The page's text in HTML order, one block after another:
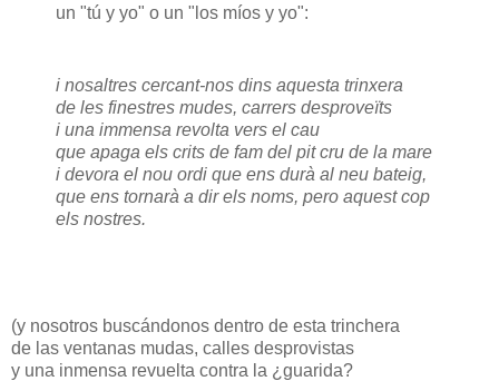
un "tú y yo" o un "los míos y yo":
i nosaltres cercant-nos dins aquesta trinxera
de les finestres mudes, carrers desproveïts
i una immensa revolta vers el cau
que apaga els crits de fam del pit cru de la mare
i devora el nou ordi que ens durà al neu bateig,
que ens tornarà a dir els noms, pero aquest cop
els nostres.
(y nosotros buscándonos dentro de esta trinchera
de las ventanas mudas, calles desprovistas
y una inmensa revuelta contra la ¿guarida?